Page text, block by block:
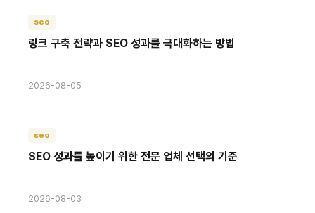
seo
링크 구축 전략과 SEO 성과를 극대화하는 방법
2026-08-05
seo
SEO 성과를 높이기 위한 전문 업체 선택의 기준
2026-08-03